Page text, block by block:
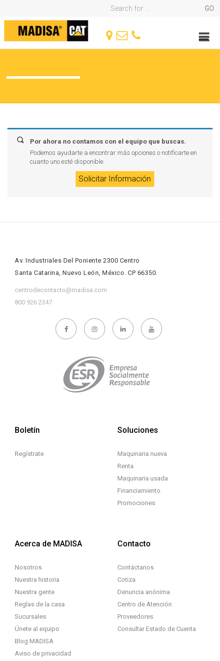
Por ahora no contamos con el equipo que buscas.
Podemos ayudarte a encontrar más opciones o notificarte en
cuanto uno esté disponible.
Solicitar Información
Av. Industriales Del Poniente 2300 Centro
Santa Catarina, Nuevo León, México. CP 66350.
centrodecontacto@madisa.com
800 926 2347
Boletín
Regístrate
Soluciones
Maquinaria nueva
Renta
Maquinaria usada
Financiamiento
Promociones
Acerca de MADISA
Nosotros
Nuestra historia
Nuestra gente
Reglas de la casa
Sucursales
Únete al equipo
Blog MADISA
Aviso de privacidad
Contacto
Contáctanos
Cotiza
Denuncia anónima
Centro de Atención
Proveedores
Consultar Estado de Cuenta